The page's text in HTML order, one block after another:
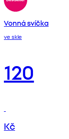
Vonná svíčka
ve skle
120
Kč